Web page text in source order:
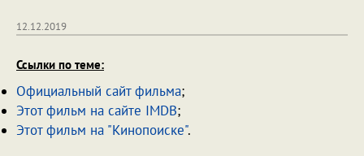
12.12.2019
Ссылки по теме:
Официальный сайт фильма;
Этот фильм на сайте IMDB;
Этот фильм на "Кинопоиске".